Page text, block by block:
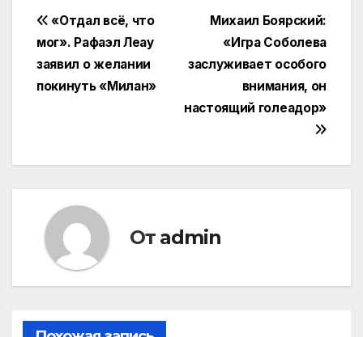
Навигация
по
записям
Михаил Боярский:
«Игра Соболева
заслуживает особого
внимания, он
настоящий голеадор»
«Отдал всё, что
мог». Рафаэл Леау
заявил о желании
покинуть «Милан»
От admin